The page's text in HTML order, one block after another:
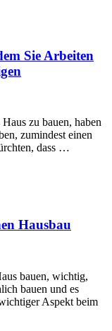
Sie Arbeiten
zu bauen, haben
zumindest einen
dass …
Hausbau
bauen, wichtig,
bauen und es
Aspekt beim